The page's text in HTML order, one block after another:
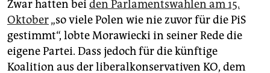
Zwar hatten beiden Parlamentswahlen am 15.
Oktober„so viele Polen wie nie zuvor für die PiS
gestimmt“, lobte Morawiecki in seiner Rede die
eigene Partei. Dass jedoch für die künftige
Koalition aus der liberalkonservativen KO, dem